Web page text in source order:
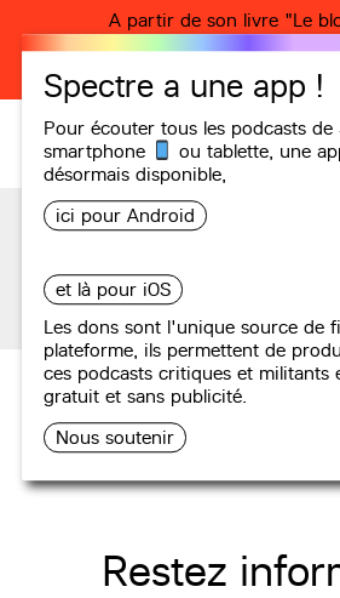
Spectre a une app !
Pour écouter tous les podcasts
smartphone
ou tablette, une
désormais disponible,
ici pour Android
et là pour iOS
Les dons sont l'unique source de
plateforme, ils permettent de
ces podcasts critiques et militants
gratuit et sans publicité.
Nous soutenir
A partir de son livre "Le
une stratégie radicale et
Aucun podcast attribué.
Restez